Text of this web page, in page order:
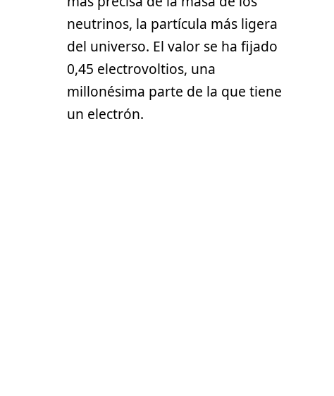
neutrinos, la partícula más ligera
del universo. El valor se ha fijado
0,45 electrovoltios, una
millonésima parte de la que tiene
un electrón.